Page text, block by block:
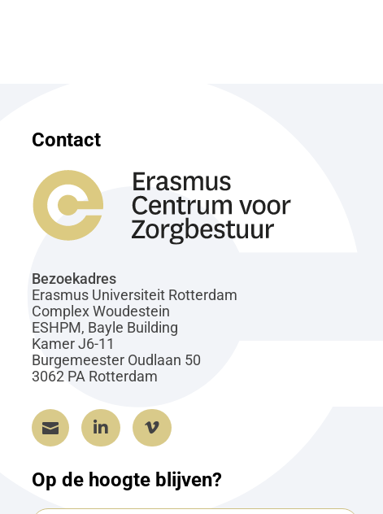
Contact
Bezoekadres
Erasmus Universiteit Rotterdam
Complex Woudestein
ESHPM, Bayle Building
Kamer J6-11
Burgemeester Oudlaan 50
3062 PA Rotterdam
  
Op de hoogte blijven?